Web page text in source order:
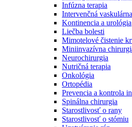
Nefrologické ambulancie
V nefrologických ambulanciách
a prípravu pacientov k jednotlivým
obličiek. Zvoľte si mesto, ktoré
Infúzna terapia
Intervenčná
Kontinencia a urológia
Liečba bolesti
Mimotelové čistenie
Miniinvazívna
Neurochirurgia
Nutričná terapia
Onkológia
Ortopédia
Prevencia a kontrola
Spinálna chirurgia
Starostlivosť o rany
Starostlivosť o stómiu